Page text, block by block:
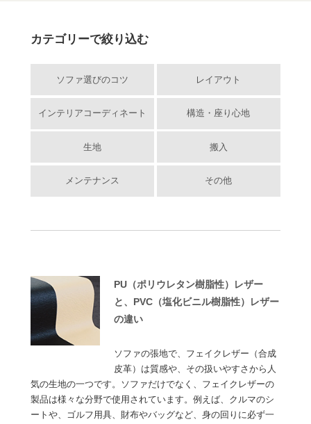
カテゴリーで絞り込む
ソファ選びのコツ レイアウト
インテリアコーディネート 構造・座り心地
生地 搬入
メンテナンス その他
PU（ポリウレタン樹脂性）レザー
と、PVC（塩化ビニル樹脂性）レザー
の違い
ソファの張地で、フェイクレザー（合成
皮革）は質感や、その扱いやすさから人
気の生地の一つです。ソファだけでなく、フェイクレザーの
製品は様々な分野で使用されています。例えば、クルマのシ
ートや、ゴルフ用具、財布やバッグなど、身の回りに必ず一